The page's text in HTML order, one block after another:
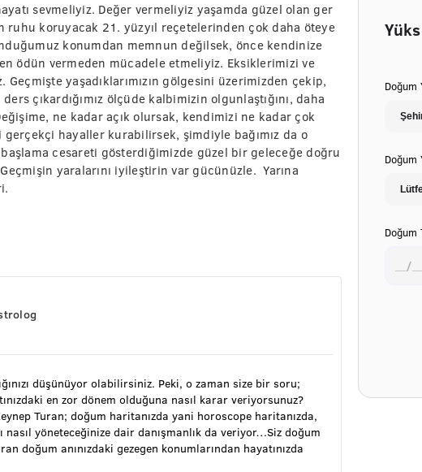
sevmeliyiz. Değer vermeliyiz yaşamda güzel olan ger
ruhu koruyacak 21. yüzyıl reçetelerinden çok daha öteye
konumdan memnun değilsek, önce kendinize
ödün vermeden mücadele etmeliyiz. Eksiklerimizi ve
yaşadıklarımızın gölgesini üzerimizden çekip,
çıkardığımız ölçüde kalbimizin olgunlaştığını, daha
ne kadar açık olursak, kendimizi ne kadar çok
hayaller kurabilirsek, şimdiyle bağımız da o
cesareti gösterdiğimizde güzel bir geleceğe doğru
yaralarını iyileştirin var gücünüzle. Yarına
düşünüyor olabilirsiniz. Peki, o zaman size bir soru;
en zor dönem olduğuna nasıl karar veriyorsunuz?
Turan; doğum haritanızda yani horoscope haritanızda,
nasıl yöneteceğinize dair danışmanlık da veriyor…Siz doğum
doğum anınızdaki gezegen konumlarından hayatınızda
Doğum
Doğum
Doğum